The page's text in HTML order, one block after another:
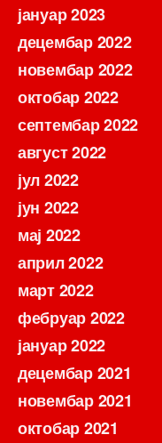
јануар 2023
децембар 2022
новембар 2022
октобар 2022
септембар 2022
август 2022
јул 2022
јун 2022
мај 2022
април 2022
март 2022
фебруар 2022
јануар 2022
децембар 2021
новембар 2021
октобар 2021